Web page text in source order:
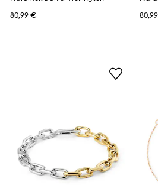
80,99 €